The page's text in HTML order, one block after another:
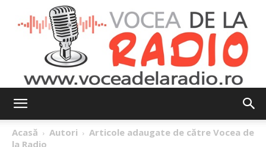
Acasă Autori
Articole adaugate de către Vocea de
la Radio